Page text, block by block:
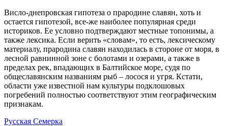
Висло-днепровская гипотеза о прародине славян, хоть и
остается гипотезой, все-же наиболее популярная среди
историков. Ее условно подтверждают местные топонимы, а
также лексика. Если верить «словам», то есть, лексическому
материалу, прародина славян находилась в стороне от моря, в
лесной равнинной зоне с болотами и озерами, а также в
пределах рек, впадающих в Балтийское море, судя по
общеславянским названиям рыб – лосося и угря. Кстати,
области уже известной нам культуры подклошовых
погребений полностью соответствуют этим географическим
признакам.
Русская Семерка